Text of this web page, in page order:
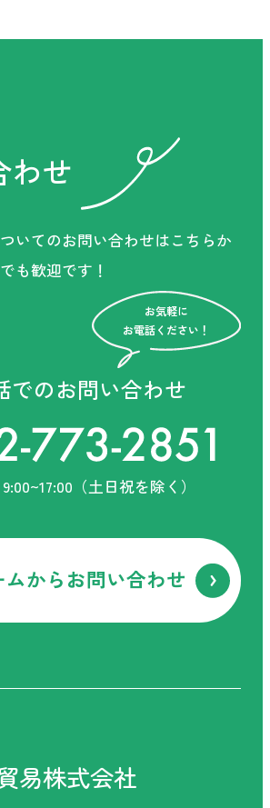
いてのお問い合わせはこちらか
も歓迎です！
お気軽に
でのお問い合わせ
からお問い合わせ
わせ
いてのお問い合わせはこちらか
も歓迎です！
お気軽に
お電話ください！
でのお問い合わせ
（土日祝を除く）
ムからお問い合わせ
易株式会社